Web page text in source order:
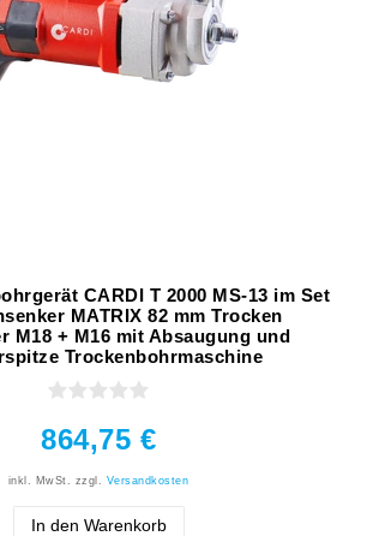
CARDI T 2000 MS-13 im Set
MATRIX 82 mm Trocken
M18 + M16 mit Absaugung und
Trockenbohrmaschine
864,75 €
inkl. MwSt. zzgl. Versandkosten
In den Warenkorb